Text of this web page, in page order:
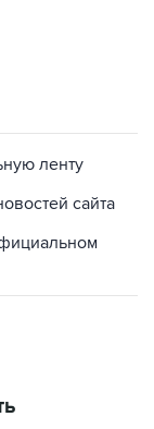
ленту
сайта